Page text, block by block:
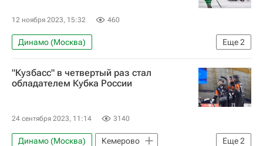
12 ноября 2023, 15:32 460
Еще2
Динамо (Москва)
Чемпионат России по хоккею с мячом
Водник
"Кузбасс" в четвертый раз стал
обладателем Кубка России
24 сентября 2023, 11:14 3140
Еще2
Динамо (Москва)
Кемерово